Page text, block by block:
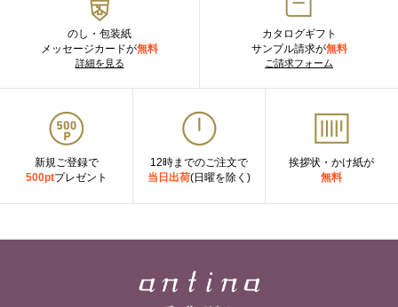
のし・包装紙
メッセージカードが無料
詳細を見る
カタログギフト
サンプル請求が無料
ご請求フォーム
新規ご登録で
500ptプレゼント
12時までのご注文で
当日出荷(日曜を除く)
挨拶状・かけ紙が
無料